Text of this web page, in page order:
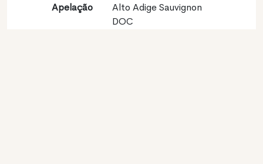
Apelação
Alto Adige Sauvignon
DOC